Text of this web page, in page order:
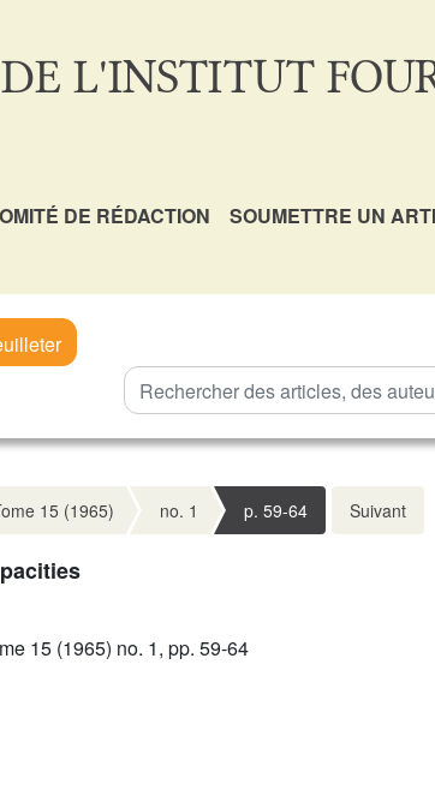
L'INSTITUT
DE RÉDACTION SOUMETTRE UN
15 (1965) no. 1 p. 59-64 Suivant
15 (1965) no. 1, pp. 59-64